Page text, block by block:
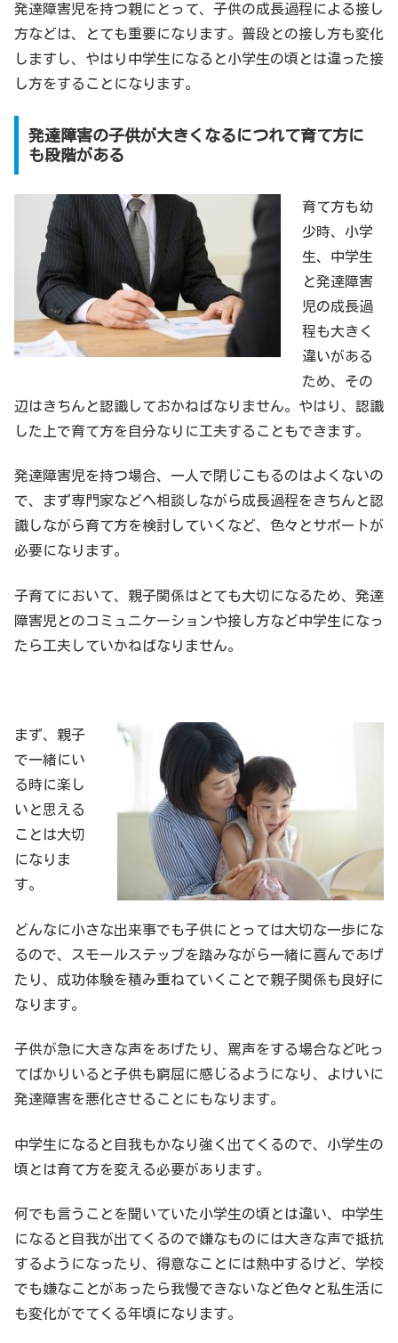
発達障害児を持つ親にとって、子供の成長過程による接し
方などは、とても重要になります。普段との接し方も変化
しますし、やはり中学生になると小学生の頃とは違った接
し方をすることになります。
発達障害の子供が大きくなるにつれて育て方に
も段階がある
育て方も幼
少時、小学
生、中学生
と発達障害
児の成長過
程も大きく
違いがある
ため、その
辺はきちんと認識しておかねばなりません。やはり、認識
した上で育て方を自分なりに工夫することもできます。
発達障害児を持つ場合、一人で閉じこもるのはよくないの
で、まず専門家などへ相談しながら成長過程をきちんと認
識しながら育て方を検討していくなど、色々とサポートが
必要になります。
子育てにおいて、親子関係はとても大切になるため、発達
障害児とのコミュニケーションや接し方など中学生になっ
たら工夫していかねばなりません。
まず、親子
で一緒にい
る時に楽し
いと思える
ことは大切
になりま
す。
どんなに小さな出来事でも子供にとっては大切な一歩にな
るので、スモールステップを踏みながら一緒に喜んであげ
たり、成功体験を積み重ねていくことで親子関係も良好に
なります。
子供が急に大きな声をあげたり、罵声をする場合など叱っ
てばかりいると子供も窮屈に感じるようになり、よけいに
発達障害を悪化させることにもなります。
中学生になると自我もかなり強く出てくるので、小学生の
頃とは育て方を変える必要があります。
何でも言うことを聞いていた小学生の頃とは違い、中学生
になると自我が出てくるので嫌なものには大きな声で抵抗
するようになったり、得意なことには熱中するけど、学校
でも嫌なことがあったら我慢できないなど色々と私生活に
も変化がでてくる年頃になります。